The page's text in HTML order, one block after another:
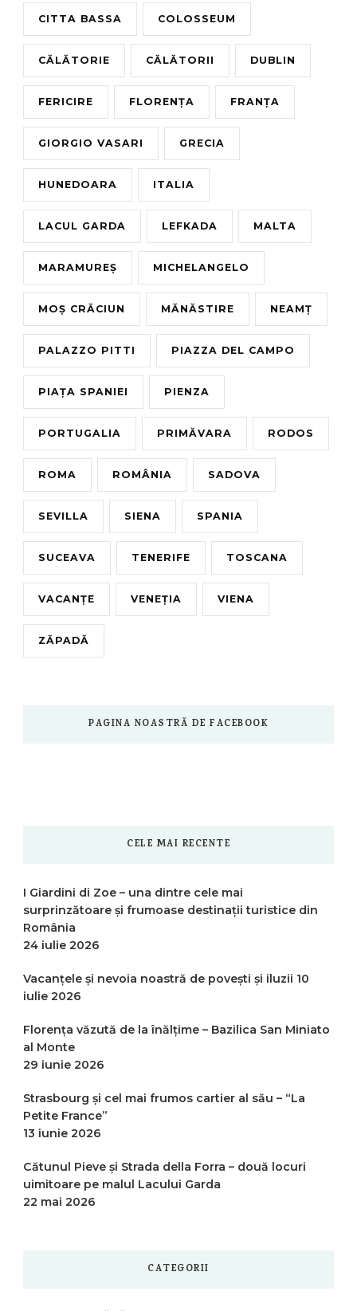
CITTA BASSA COLOSSEUM
CĂLĂTORIE CĂLĂTORII DUBLIN
FERICIRE FLORENȚA FRANȚA
GIORGIO VASARI GRECIA
HUNEDOARA ITALIA
LACUL GARDA LEFKADA MALTA
MARAMUREȘ MICHELANGELO
MOȘ CRĂCIUN MĂNĂSTIRE NEAMȚ
PALAZZO PITTI PIAZZA DEL CAMPO
PIAȚA SPANIEI PIENZA
PORTUGALIA PRIMĂVARA RODOS
ROMA ROMÂNIA SADOVA
SEVILLA SIENA SPANIA
SUCEAVA TENERIFE TOSCANA
VACANȚE VENEȚIA VIENA
ZĂPADĂ
PAGINA NOASTRĂ DE FACEBOOK
CELE MAI RECENTE
I Giardini di Zoe – una dintre cele mai
surprinzătoare și frumoase destinații turistice din
România
24 iulie 2026
Vacanțele și nevoia noastră de povești și iluzii 10
iulie 2026
Florența văzută de la înălțime – Bazilica San Miniato
al Monte
29 iunie 2026
Strasbourg și cel mai frumos cartier al său – “La
Petite France”
13 iunie 2026
Cătunul Pieve și Strada della Forra – două locuri
uimitoare pe malul Lacului Garda
22 mai 2026
CATEGORII